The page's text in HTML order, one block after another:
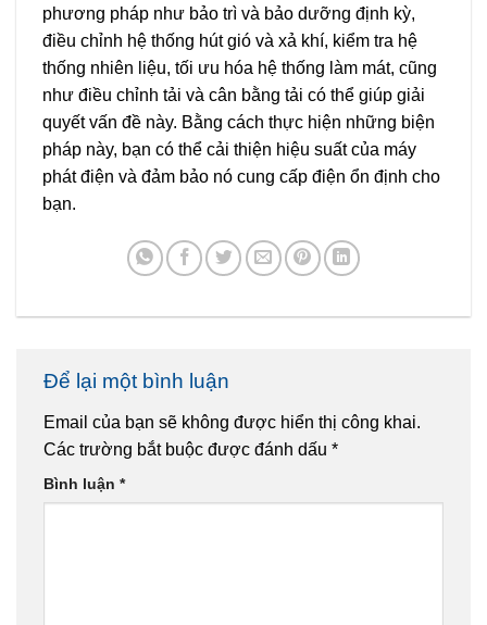
phương pháp như bảo trì và bảo dưỡng định kỳ,
điều chỉnh hệ thống hút gió và xả khí, kiểm tra hệ
thống nhiên liệu, tối ưu hóa hệ thống làm mát, cũng
như điều chỉnh tải và cân bằng tải có thể giúp giải
quyết vấn đề này. Bằng cách thực hiện những biện
pháp này, bạn có thể cải thiện hiệu suất của máy
phát điện và đảm bảo nó cung cấp điện ổn định cho
bạn.
Để lại một bình luận
Email của bạn sẽ không được hiển thị công khai.
Các trường bắt buộc được đánh dấu *
Bình luận *